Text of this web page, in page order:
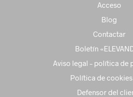
Acceso
Blog
Contactar
Boletín
Aviso legal – política de
Política de cookies
Defensor del